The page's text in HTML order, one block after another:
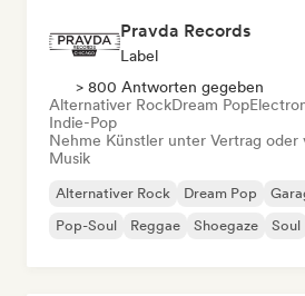
Pravda Records
Label
> 800 Antworten gegeben
Alternativer RockDream Pop
Indie-Pop
Nehme Künstler unter Vertrag
Musik
Alternativer Rock Dream Pop
Pop-Soul
Reggae Shoegaze Soul